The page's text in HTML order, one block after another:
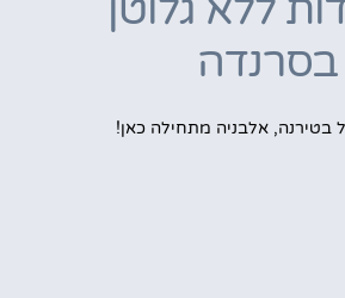
בסרנדה
בטירנה, אלבניה מתחילה כאן!